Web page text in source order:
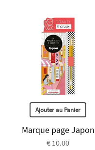
Ajouter au Panier
Marque page Japon
€ 10.00